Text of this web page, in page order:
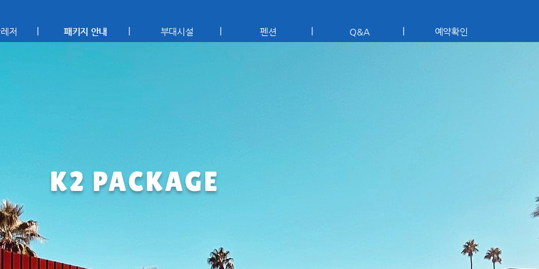
저 패키지 안내 부대시설 펜션 Q&A 예약확인
K2 PACKAGE